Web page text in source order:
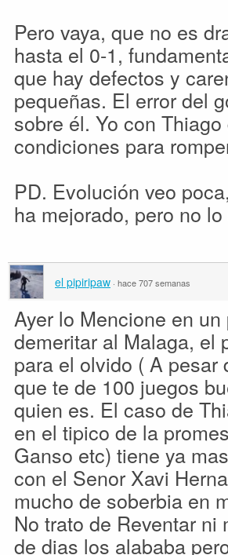
Pero vaya, que no es
hasta el 0-1,
que hay defectos y
pequeñas. El error del
sobre él. Yo con
condiciones para
PD. Evolución veo
ha mejorado, pero no
el pipiripaw · hace 707 semanas
Ayer lo Mencione en
demeritar al Malaga, el
para el olvido ( A
que te de 100 juegos
quien es. El caso de
en el tipico de la
Ganso etc) tiene ya
con el Senor Xavi
mucho de soberbia en
No trato de Reventar
de dias los alababa